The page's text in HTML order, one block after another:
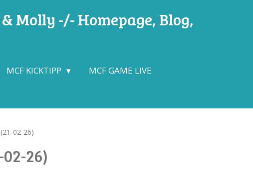
Molly -/- Homepage, Blog,
MCF KICKTIPP
MCF GAME LIVE
02-26)
26)